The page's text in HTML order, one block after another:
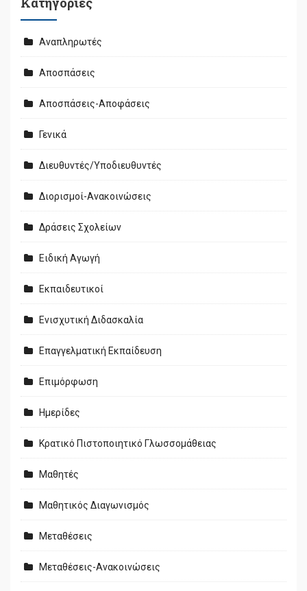
Αναπληρωτές
Αποσπάσεις
Αποσπάσεις-Αποφάσεις
Γενικά
Διευθυντές/Υποδιευθυντές
Διορισμοί-Ανακοινώσεις
Δράσεις Σχολείων
Ειδική Αγωγή
Εκπαιδευτικοί
Ενισχυτική Διδασκαλία
Επαγγελματική Εκπαίδευση
Επιμόρφωση
Ημερίδες
Κρατικό Πιστοποιητικό Γλωσσομάθειας
Μαθητές
Μαθητικός Διαγωνισμός
Μεταθέσεις
Μεταθέσεις-Ανακοινώσεις